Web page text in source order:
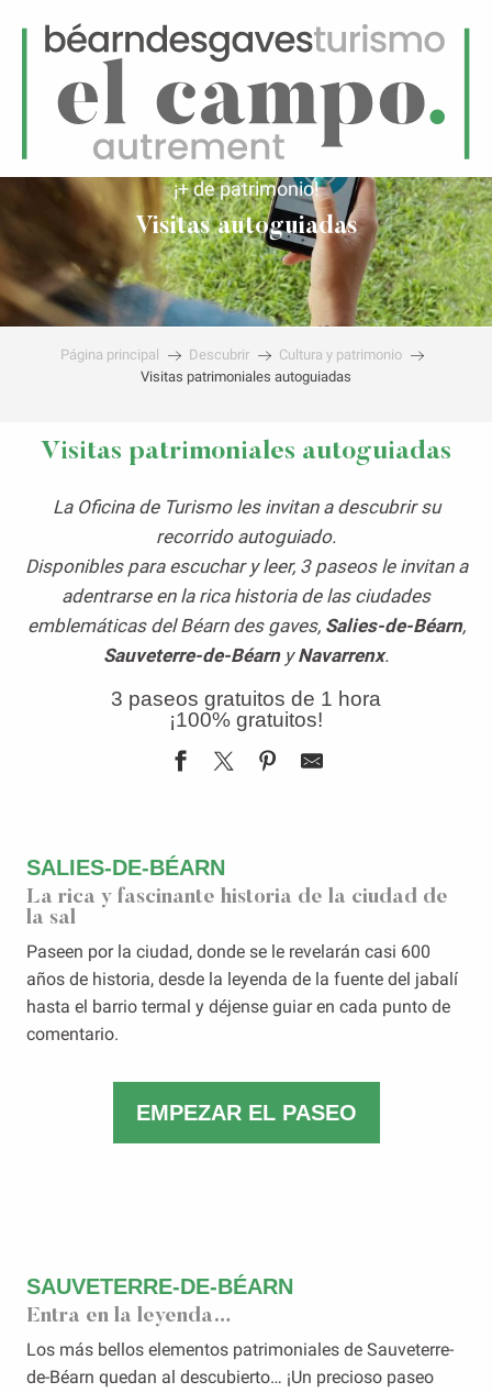
Menú
¡+ de patrimonio!
Visitas autoguiadas
Página principal Descubrir
Cultura y patrimonio
Visitas patrimoniales autoguiadas
Visitas patrimoniales autoguiadas
La Oficina de Turismo les invitan a descubrir su
recorrido autoguiado.
Disponibles para escuchar y leer, 3 paseos le invitan a
adentrarse en la rica historia de las ciudades
emblemáticas del Béarn des gaves, Salies-de-Béarn,
Sauveterre-de-BéarnyNavarrenx.
3 paseos gratuitos de 1 hora
¡100% gratuitos!
SALIES-DE-BÉARN
La rica y fascinante historia de la ciudad de
la sal
Paseen por la ciudad, donde se le revelarán casi 600
años de historia, desde la leyenda de la fuente del jabalí
hasta el barrio termal y déjense guiar en cada punto de
comentario.
EMPEZAR EL PASEO
SAUVETERRE-DE-BÉARN
Entra en la leyenda…
Los más bellos elementos patrimoniales de Sauveterre-
de-Béarn quedan al descubierto… ¡Un precioso paseo